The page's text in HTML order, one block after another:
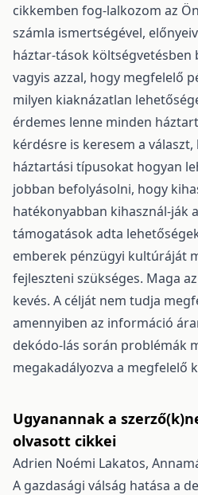
cikkemben fog-lalkozom az
számla ismertségével,
háztar-tások költségvetésben
vagyis azzal, hogy megfelelő
milyen kiaknázatlan
érdemes lenne minden
kérdésre is keresem a választ,
háztartási típusokat hogyan
jobban befolyásolni, hogy
hatékonyabban kihasznál-ják
támogatások adta
emberek pénzügyi kultúráját
fejleszteni szükséges. Maga
kevés. A célját nem tudja
amennyiben az információ
dekódo-lás során problémák
megakadályozva a megfelelő
Ugyanannak a
olvasott cikkei
Adrien Noémi Lakatos,
A gazdasági válság hatása a